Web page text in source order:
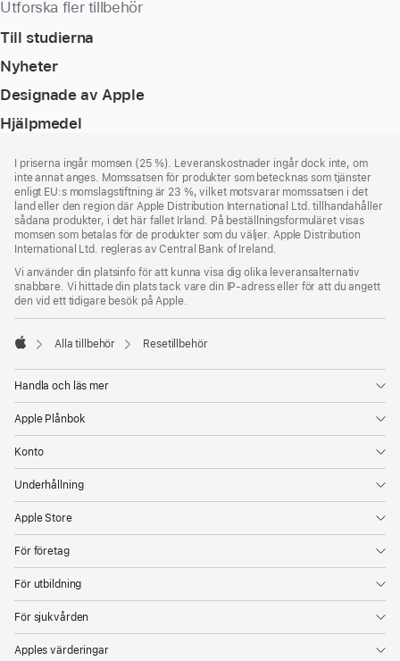
Utforska fler tillbehör
Till studierna
Nyheter
Designade av Apple
Hjälpmedel
I priserna ingår momsen (25 %). Leveranskostnader ingår dock inte, om
inte annat anges. Momssatsen för produkter som betecknas som tjänster
enligt EU:s momslagstiftning är 23 %, vilket motsvarar momssatsen i det
land eller den region där Apple Distribution International Ltd. tillhandahåller
sådana produkter, i det här fallet Irland. På beställningsformuläret visas
momsen som betalas för de produkter som du väljer. Apple Distribution
International Ltd. regleras av Central Bank of Ireland.
Vi använder din platsinfo för att kunna visa dig olika leveransalternativ
snabbare. Vi hittade din plats tack vare din IP-adress eller för att du angett
den vid ett tidigare besök på Apple.
Alla tillbehör Resetillbehör
Handla och läs mer
Apple Plånbok
Konto
Underhållning
Apple Store
För företag
För utbildning
För sjukvården
Apples värderingar